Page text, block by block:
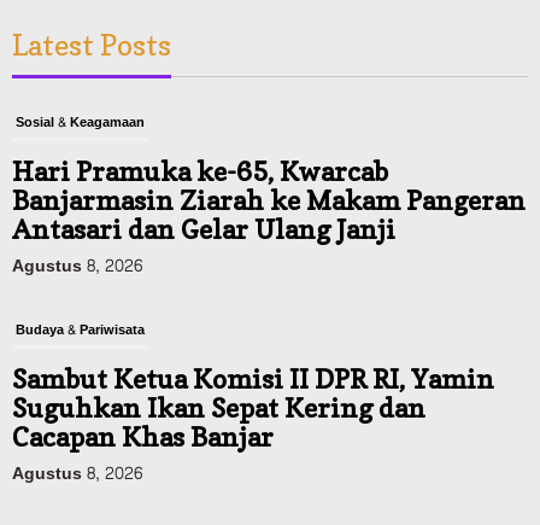
Latest Posts
Sosial & Keagamaan
Hari Pramuka ke-65, Kwarcab
Banjarmasin Ziarah ke Makam Pangeran
Antasari dan Gelar Ulang Janji
Agustus 8, 2026
Budaya & Pariwisata
Sambut Ketua Komisi II DPR RI, Yamin
Suguhkan Ikan Sepat Kering dan
Cacapan Khas Banjar
Agustus 8, 2026